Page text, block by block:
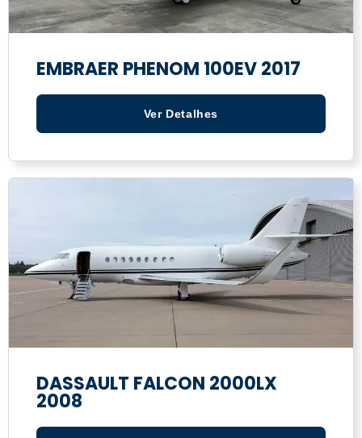
EMBRAER PHENOM 100EV 2017
Ver Detalhes
DASSAULT FALCON 2000LX
2008